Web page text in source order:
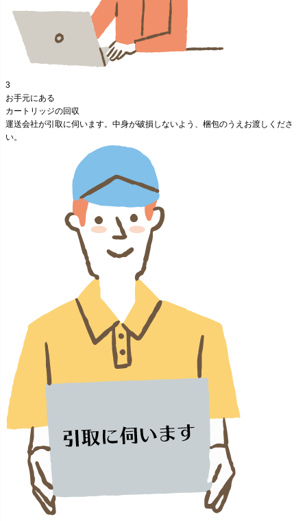
3
お手元にある
カートリッジの回収
運送会社が引取に伺います。 中身が破損しないよう、梱包のうえ お渡しくださ
い。